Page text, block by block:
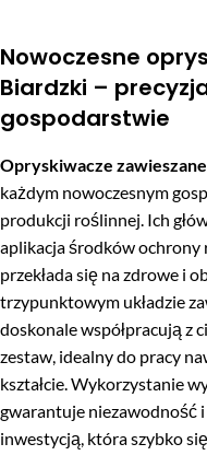
Nowoczesne
Biardzki –
gospodarstwie
Opryskiwacze
każdym nowoczesnym
produkcji roślinnej. Ich
aplikacja środków ochrony
przekłada się na zdrowe i
trzypunktowym układzie
doskonale współpracują z
zestaw, idealny do pracy
kształcie. Wykorzystanie
gwarantuje niezawodność
inwestycją, która szybko